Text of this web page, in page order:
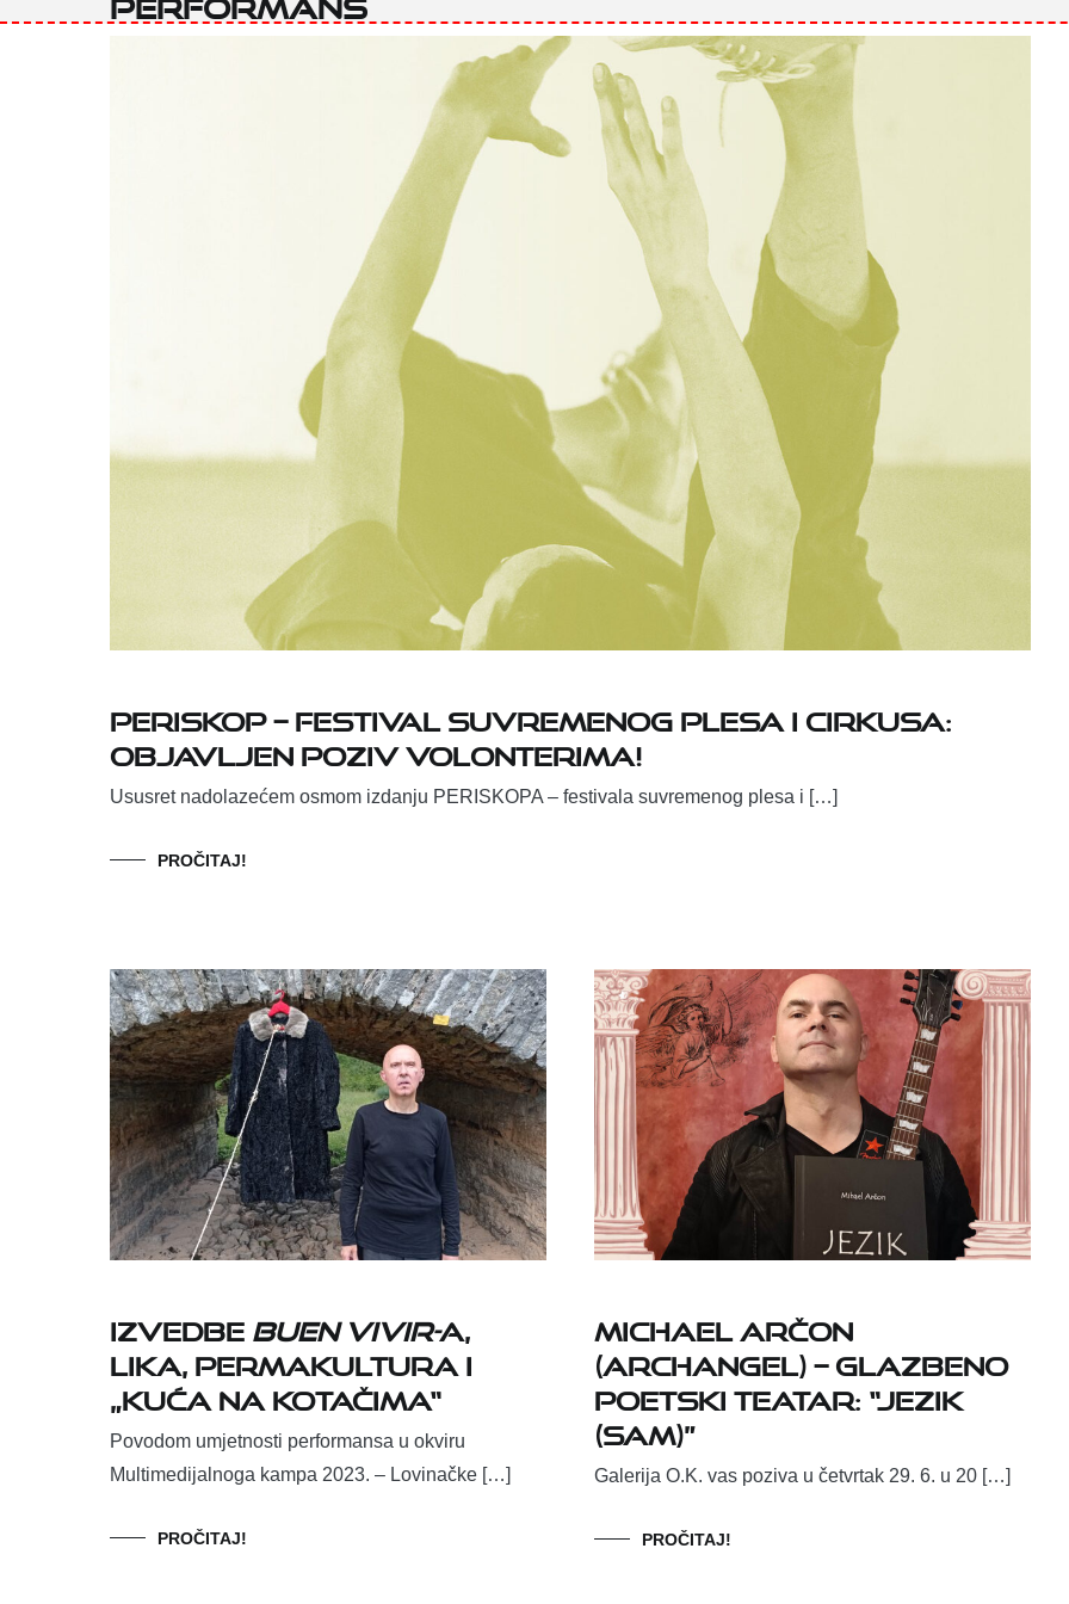
PERISKOP – FESTIVAL SUVREMENOG PLESA I CIRKUSA:
Objavljen poziv volonterima!
Ususret nadolazećem osmom izdanju PERISKOPA – festivala suvremenog plesa i […]
PROČITAJ!
Izvedbe buen vivir-a,
Lika, permakultura i
„kuća na kotačima“
Povodom umjetnosti performansa u okviru
Multimedijalnoga kampa 2023. – Lovinačke […]
PROČITAJ!
Michael Arčon
(Archangel) – GLAZBENO
POETSKI TEATAR: “Jezik
(Sam)”
Galerija O.K. vas poziva u četvrtak 29. 6. u 20 […]
PROČITAJ!